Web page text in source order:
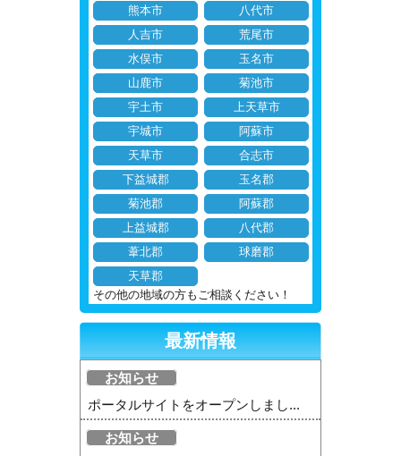
熊本市
八代市
人吉市
荒尾市
水俣市
玉名市
山鹿市
菊池市
宇土市
上天草市
宇城市
阿蘇市
天草市
合志市
下益城郡
玉名郡
菊池郡
阿蘇郡
上益城郡
八代郡
葦北郡
球磨郡
天草郡
その他の地域の方もご相談ください！
最新情報
お知らせ
ポータルサイトをオープンしまし...
お知らせ